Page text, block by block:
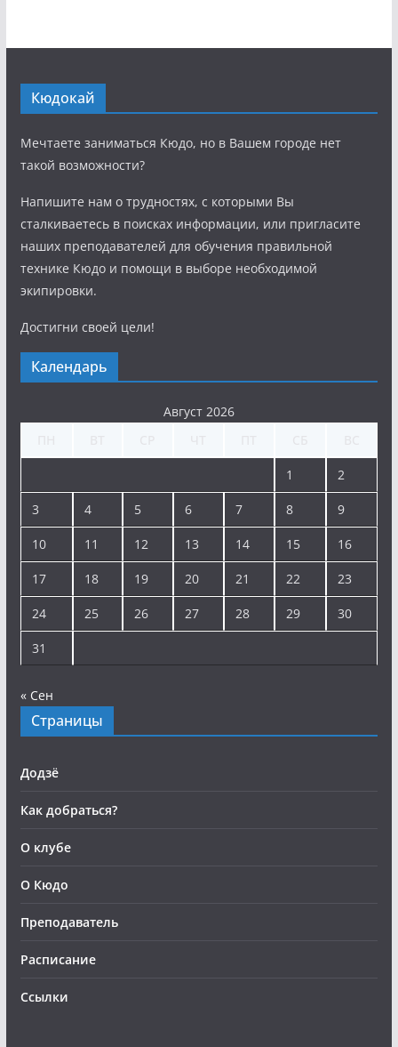
Кюдокай
Мечтаете заниматься Кюдо, но в Вашем городе нет
такой возможности?
Напишите нам о трудностях, с которыми Вы
сталкиваетесь в поисках информации, или пригласите
наших преподавателей для обучения правильной
технике Кюдо и помощи в выборе необходимой
экипировки.
Достигни своей цели!
Календарь
Август 2026
1 2
3 4 5 6 7 8 9
10 11 12 13 14 15 16
17 18 19 20 21 22 23
24 25 26 27 28 29 30
31
« Сен
Страницы
Додзё
Как добраться?
О клубе
О Кюдо
Преподаватель
Расписание
Ссылки